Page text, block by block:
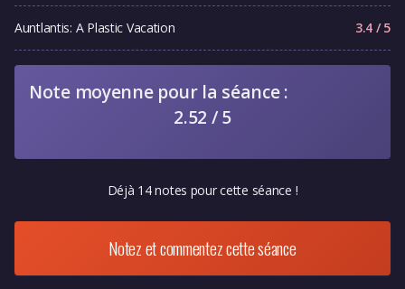
Auntlantis: A Plastic Vacation 3.4 / 5
Note moyenne pour la séance :
2.52 / 5
Déjà 14 notes pour cette séance !
Notez et commentez cette séance